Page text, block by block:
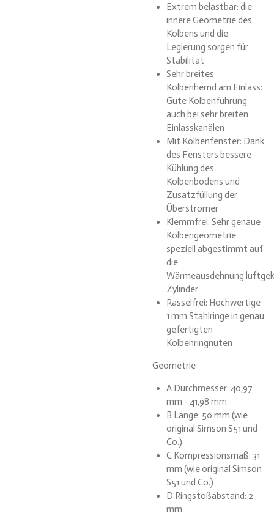
Extrem belastbar: die
innere Geometrie des
Kolbens und die
Legierung sorgen für
Stabilität
Sehr breites
Kolbenhemd am Einlass:
Gute Kolbenführung
auch bei sehr breiten
Einlasskanälen
Mit Kolbenfenster: Dank
des Fensters bessere
Kühlung des
Kolbenbodens und
Zusatzfüllung der
Überströmer
Klemmfrei: Sehr genaue
Kolbengeometrie
speziell abgestimmt auf
die
Wärmeausdehnung
Zylinder
Rasselfrei: Hochwertige
1 mm Stahlringe in genau
gefertigten
Kolbenringnuten
Geometrie
A Durchmesser: 40,97
mm - 41,98 mm
B Länge: 50 mm (wie
original Simson S51 und
Co.)
C Kompressionsmaß: 31
mm (wie original Simson
S51 und Co.)
D Ringstoßabstand: 2
mm